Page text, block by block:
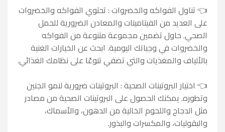
👈تناول الفواكه والخضروات : تحتوي الفواكه والخضروات
على العديد من الفيتامينات والمعادن الضرورية للحمل
الصحي. حاول تضمين مجموعة متنوعة من الفواكه
والخضروات في وجباتك اليومية. ابحث عن الخيارات الغنية
بالألياف والمغذيات والتي تضفي تنوعًا على نظامك الغذائي.
👈 اختيار البروتينات الصحية : البروتينات ضرورية لنمو الجنين
وتطوره. يمكنك الحصول على البروتينات الصحية من مصادر
مثل الدجاج واللحوم الخالية من الدهون، والأسماك،
والبقوليات، والمكسرات والبذور.